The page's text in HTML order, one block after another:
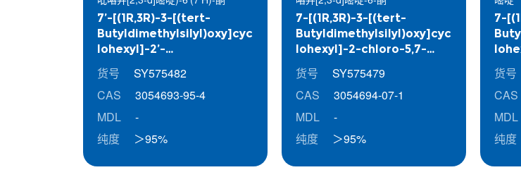
7’-[(1R,3R)-3-[(tert-
Butyldimethylsilyl)oxy]cyc
lohexyl]-2’-
chlorospiro(cyclopropane
-1,5’-pyrrolo[2,3-
d]pyrimidin)-6’(7’H)-one
货号
SY575482
CAS
3054693-95-4
MDL
-
纯度
＞95%
7-[(1R,3R)-3-[(tert-
Butyldimethylsilyl)oxy]cyc
lohexyl]-2-chloro-5,7-
dihydro-6H-pyrrolo[2,3-
d]pyrimidin-6-one
货号
SY575479
CAS
3054694-07-1
MDL
-
纯度
＞95%
7-
货号
CAS
MDL
纯度